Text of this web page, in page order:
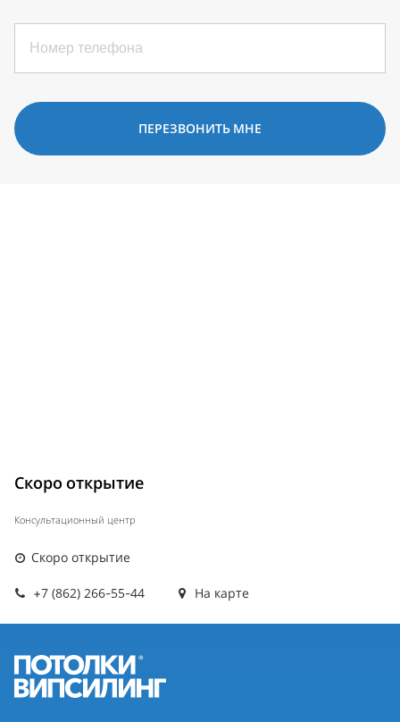
ПЕРЕЗВОНИТЬ МНЕ
Скоро открытие
Консультационный центр
Скоро открытие
+7 (862) 266-55-44 На карте